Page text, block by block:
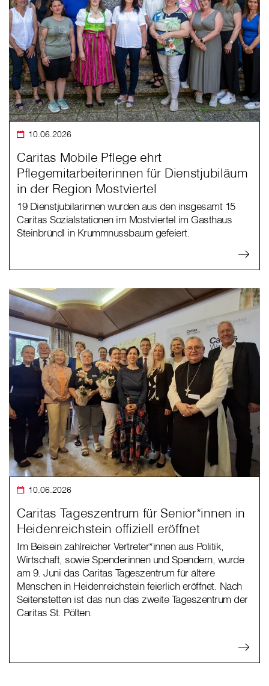
10.06.2026
Caritas Mobile Pflege ehrt
Pflegemitarbeiterinnen für Dienstjubiläum
in der Region Mostviertel
19 Dienstjubilarinnen wurden aus den insgesamt 15
Caritas Sozialstationen im Mostviertel im Gasthaus
Steinbründl in Krummnussbaum gefeiert.
10.06.2026
Caritas Tageszentrum für Senior*innen in
Heidenreichstein offiziell eröffnet
Im Beisein zahlreicher Vertreter*innen aus Politik,
Wirtschaft, sowie Spenderinnen und Spendern, wurde
am 9. Juni das Caritas Tageszentrum für ältere
Menschen in Heidenreichstein feierlich eröffnet. Nach
Seitenstetten ist das nun das zweite Tageszentrum der
Caritas St. Pölten.